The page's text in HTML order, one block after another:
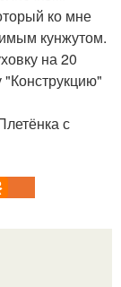
ко мне
кунжутом.
на 20
с